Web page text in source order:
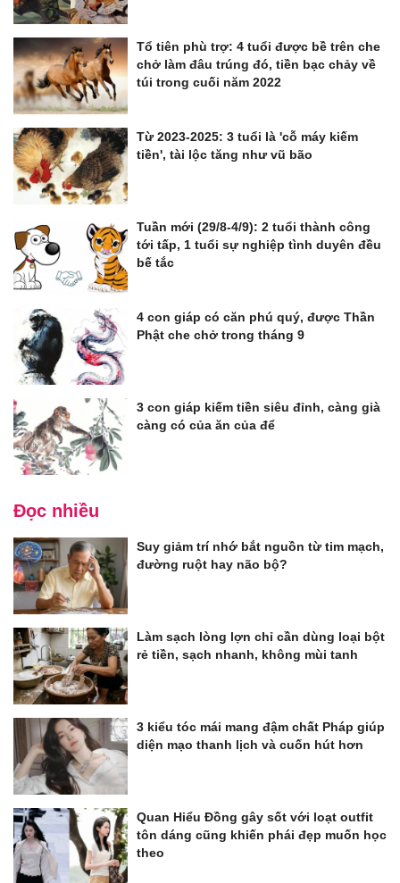
Tổ tiên phù trợ: 4 tuổi được bề trên che
chở làm đâu trúng đó, tiền bạc chảy về
túi trong cuối năm 2022
Từ 2023-2025: 3 tuổi là 'cỗ máy kiếm
tiền', tài lộc tăng như vũ bão
Tuần mới (29/8-4/9): 2 tuổi thành công
tới tấp, 1 tuổi sự nghiệp tình duyên đều
bế tắc
4 con giáp có căn phú quý, được Thần
Phật che chở trong tháng 9
3 con giáp kiếm tiền siêu đỉnh, càng già
càng có của ăn của để
Đọc nhiều
Suy giảm trí nhớ bắt nguồn từ tim mạch,
đường ruột hay não bộ?
Làm sạch lòng lợn chỉ cần dùng loại bột
rẻ tiền, sạch nhanh, không mùi tanh
3 kiểu tóc mái mang đậm chất Pháp giúp
diện mạo thanh lịch và cuốn hút hơn
Quan Hiểu Đồng gây sốt với loạt outfit
tôn dáng cũng khiến phái đẹp muốn học
theo